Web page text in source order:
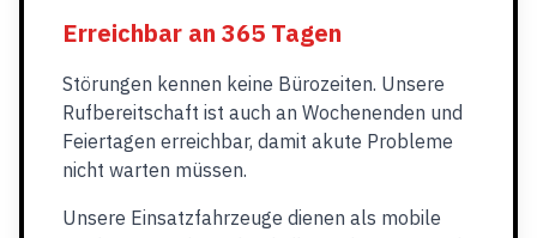
Erreichbar an 365 Tagen
Störungen kennen keine Bürozeiten. Unsere
Rufbereitschaft ist auch an Wochenenden und
Feiertagen erreichbar, damit akute Probleme
nicht warten müssen.
Unsere Einsatzfahrzeuge dienen als mobile